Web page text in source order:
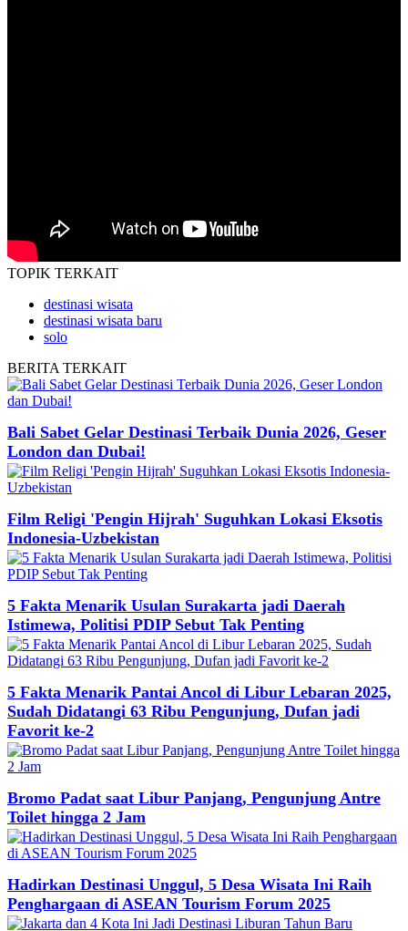
TOPIK TERKAIT
destinasi wisata
destinasi wisata baru
solo
BERITA TERKAIT
Bali Sabet Gelar Destinasi Terbaik Dunia 2026, Geser
London dan Dubai!
Film Religi 'Pengin Hijrah' Suguhkan Lokasi Eksotis
Indonesia-Uzbekistan
5 Fakta Menarik Usulan Surakarta jadi Daerah
Istimewa, Politisi PDIP Sebut Tak Penting
5 Fakta Menarik Pantai Ancol di Libur Lebaran 2025,
Sudah Didatangi 63 Ribu Pengunjung, Dufan jadi
Favorit ke-2
Bromo Padat saat Libur Panjang, Pengunjung Antre
Toilet hingga 2 Jam
Hadirkan Destinasi Unggul, 5 Desa Wisata Ini Raih
Penghargaan di ASEAN Tourism Forum 2025